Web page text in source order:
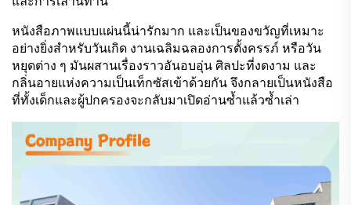
หนังสือภาพแบบแผ่นนี้น่ารักมาก และเป็นของขวัญที่เหมาะ
อย่างยิ่งสำหรับวันเกิด งานเฉลิมฉลองการตั้งครรภ์ หรือวัน
หยุดต่าง ๆ มันผสานเรื่องราวอันอบอุ่น ศิลปะที่งดงาม และ
กลิ่นอายแห่งความเป็นเท็กซัสเข้าด้วยกัน จึงกลายเป็นหนังสือ
ที่ทั้งเด็กและผู้ปกครองจะกลับมาเปิดอ่านซ้ำแล้วซ้ำเล่า